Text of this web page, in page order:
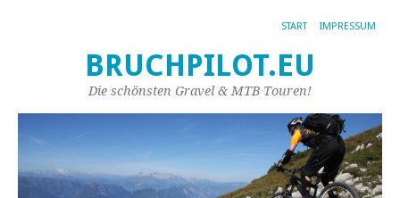
START IMPRESSUM
BRUCHPILOT.EU
Die schönsten Gravel & MTB Touren!